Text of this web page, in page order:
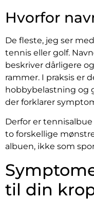
Hvorfor
De fleste, jeg ser
tennis eller golf.
beskriver dårligere
rammer. I praksis er
hobbybelastning og
der forklarer
Derfor er
to forskellige
albuen, ikke som
til din